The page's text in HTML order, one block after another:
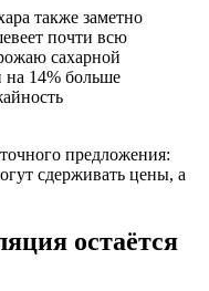
также заметно
почти всю
сахарной
на 14% больше
предложения:
сдерживать цены, а
остаётся